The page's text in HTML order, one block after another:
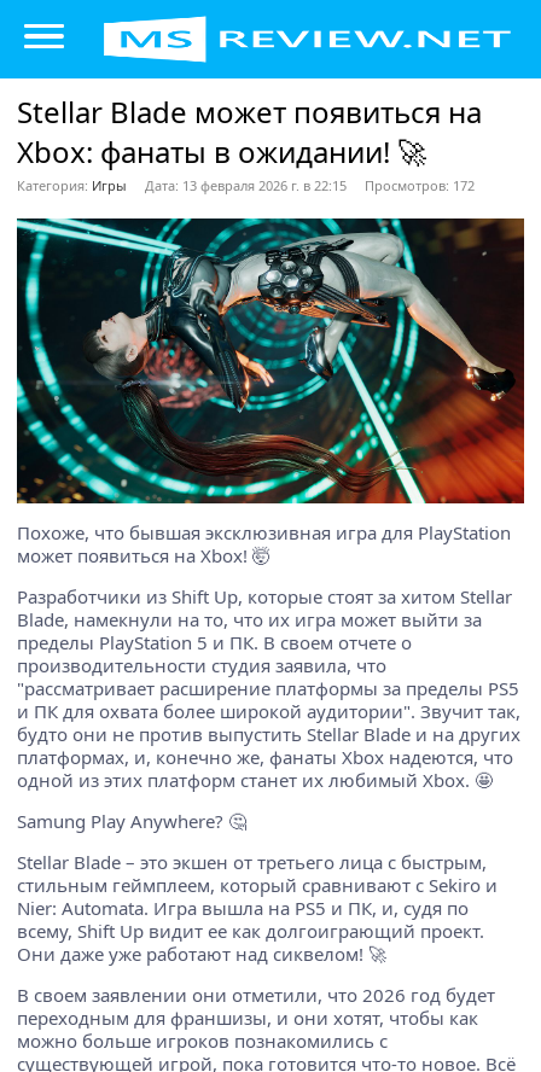
Stellar Blade может появиться на
Xbox: фанаты в ожидании! 🚀
Категория: Игры Дата: 13 февраля 2026 г. в 22:15 Просмотров: 172
Похоже, что бывшая эксклюзивная игра для PlayStation
может появиться на Xbox! 🤯
Разработчики из Shift Up, которые стоят за хитом Stellar
Blade, намекнули на то, что их игра может выйти за
пределы PlayStation 5 и ПК. В своем отчете о
производительности студия заявила, что
"рассматривает расширение платформы за пределы PS5
и ПК для охвата более широкой аудитории". Звучит так,
будто они не против выпустить Stellar Blade и на других
платформах, и, конечно же, фанаты Xbox надеются, что
одной из этих платформ станет их любимый Xbox. 🤩
Samung Play Anywhere? 🤔
Stellar Blade – это экшен от третьего лица с быстрым,
стильным геймплеем, который сравнивают с Sekiro и
Nier: Automata. Игра вышла на PS5 и ПК, и, судя по
всему, Shift Up видит ее как долгоиграющий проект.
Они даже уже работают над сиквелом! 🚀
В своем заявлении они отметили, что 2026 год будет
переходным для франшизы, и они хотят, чтобы как
можно больше игроков познакомились с
существующей игрой, пока готовится что-то новое. Всё